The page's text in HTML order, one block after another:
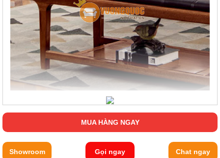
MUA HÀNG NGAY
Showroom Gọi ngay Chat ngay